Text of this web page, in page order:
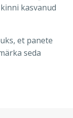
kasvanud
et panete
seda